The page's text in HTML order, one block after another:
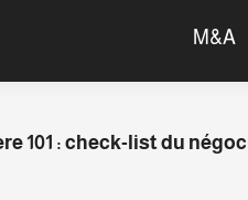
M&A
101 : check-list du